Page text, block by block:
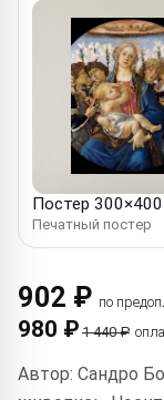
Постер 300×400
Печатный постер
902 ₽ по
980 ₽ 1 440 ₽
Автор: Сандро